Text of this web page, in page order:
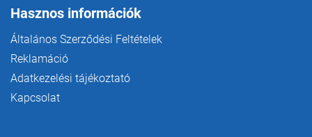
Hasznos információk
Általános Szerződési Feltételek
Reklamáció
Adatkezelési tájékoztató
Kapcsolat